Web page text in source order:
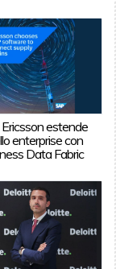
estende
enterprise con
Data Fabric